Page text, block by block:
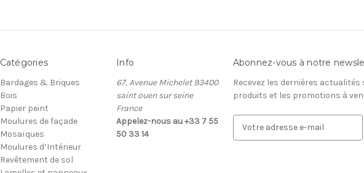
Catégories
Bardages & Briques
Bois
Papier peint
Moulures de façade
Mosaïques
Moulures d’Intérieur
Revêtement de sol
Info
67, Avenue Michelet 93400
saint ouen sur seine
France
Appelez-nous au +33 7 55
50 33 14
Abonnez-vous à notre
Recevez les dernières actualités
produits et les promotions à